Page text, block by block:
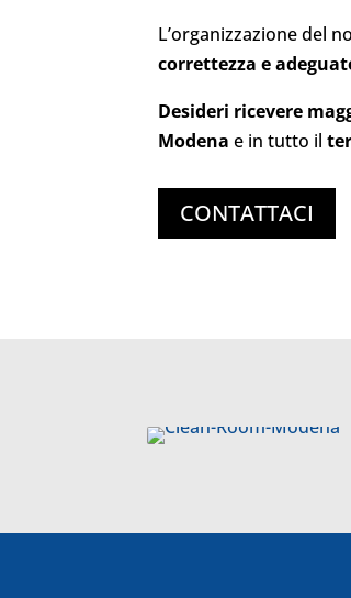
L’organizzazione del
correttezza e
Desideri ricevere
Modena e in tutto il
CONTATTACI